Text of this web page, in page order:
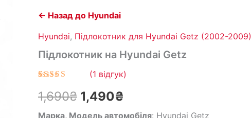
← Назад до Hyundai
Hyundai, Підлокотник для Hyundai Getz (2002-2009)
Підлокотник на Hyundai Getz
5.00з 5 на
основі
опитування
(1 відгук)
1,690₴
Оригінальна
1,690₴.
1,490₴
1,490₴.
Марка, Модель автомобіля: Hyundai Getz
на
Getz
кількість